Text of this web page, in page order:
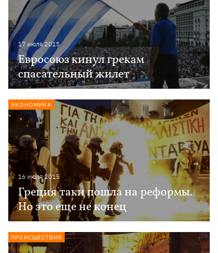
17 июля 2015
Евросоюз кинул грекам
спасательный жилет
16 июля 2015
Греция таки пошла на реформы.
Но это еще не конец
ЭКОНОМИКА
ПРОИСШЕСТВИЯ